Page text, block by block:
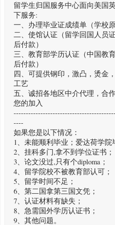
留学生归国服务中心面向美国
下服务:
一、办理毕业证成绩单（学校
二、使馆认证（留学回国人员
后付款）
三、教育部学历认证（中国教
后付款）
四、可提供钢印，激凸，烫金
工艺
五、诚招各地区中介代理，合
您的加入
----
如果您是以下情况：
1、未能顺利毕业；爱达荷学院
2、挂科多门,拿不到学位证书；
3、论文没过,只有个diploma；
4、留学院校不被教育部认可；
5、留学时间不足；
6、第二国拿第三国文凭；
7、认证材料有缺失；
8、急需国外学历认证书；
9、其他问题。